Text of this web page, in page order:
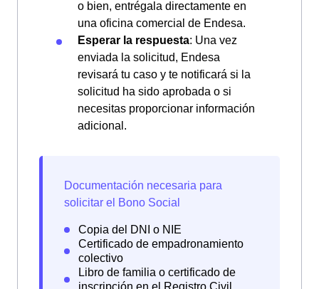
o bien, entrégala directamente en
una oficina comercial de Endesa.
Esperar la respuesta: Una vez
enviada la solicitud, Endesa
revisará tu caso y te notificará si la
solicitud ha sido aprobada o si
necesitas proporcionar información
adicional.